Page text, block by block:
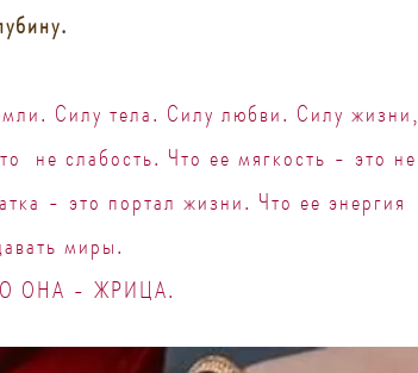
Силу тела. Силу любви. Силу жизни,
не слабость. Что ее мягкость - это не
- это портал жизни. Что ее энергия
миры.
ОНА - ЖРИЦА.